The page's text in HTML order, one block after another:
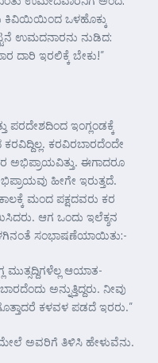
ಕಿವಿಯಿಯಿಂದ ಒಳಹೊಕ್ಕು
ಉಮದನಾರನು ನುಡಿದ:
ಇರಲಿಕ್ಕೆ ಬೇಕು!”
ಇಂಗ್ಲಂಡಕ್ಕೆ
ಕರವಿರಬಾರದೆಂದೇ
ಅಭಿಪ್ರಾಯವಿತ್ತು. ಈಗಾದರೂ
ಹೀಗೇ ಇರುತ್ತದೆ.
ಮಂದ ಪಕ್ಷದವರು ಕರ
ಆಗ ಒಂದು ಇಲೆಕ್ಶನ
ಸಂಭಾಷಣೆಯಾಯಿತು:-
ಮುತ್ಸದ್ದಿಗಳೆಲ್ಲ ಆಯಾತ-
ಅನ್ನುತ್ತಿದ್ದರು. ನೀವು
ಕಳವಳ ಪಡದೆ ಇರರು.”
ಮೇಲೆ ಅವರಿಗೆ ತಿಳಿಸಿ ಹೇಳುವೆನು.